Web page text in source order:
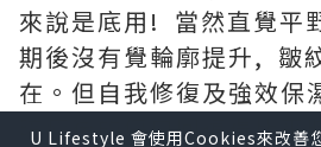
來說是底用! 當然直覺平
期後沒有覺輪廓提升, 皺
在。但自我修復及強效保
暗瘡後的傷口回復得比平
U Lifestyle 會使用Cookies來改善